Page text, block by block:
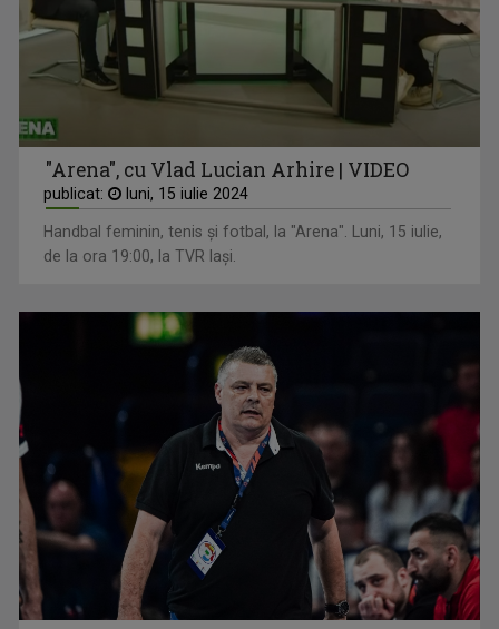
"Arena", cu Vlad Lucian Arhire | VIDEO
publicat: luni, 15 iulie 2024
Handbal feminin, tenis și fotbal, la "Arena". Luni, 15 iulie,
de la ora 19:00, la TVR Iași.